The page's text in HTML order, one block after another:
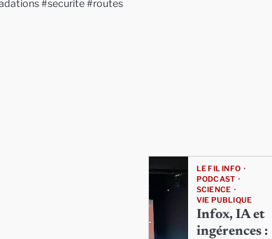
#securite #routes
LE FIL INFO
PODCAST
SCIENCE
VIE PUBLIQUE
Infox, IA et
ingérences :